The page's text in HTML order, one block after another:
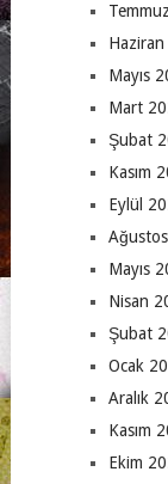
Mayıs
Mart
Şubat
Kasım
Eylül
Mayıs
Nisan
Şubat
Ocak
Aralık
Kasım
Ekim